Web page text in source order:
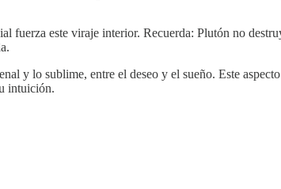
fuerza este viraje interior. Recuerda: Plutón no
y lo sublime, entre el deseo y el sueño. Este
intuición.